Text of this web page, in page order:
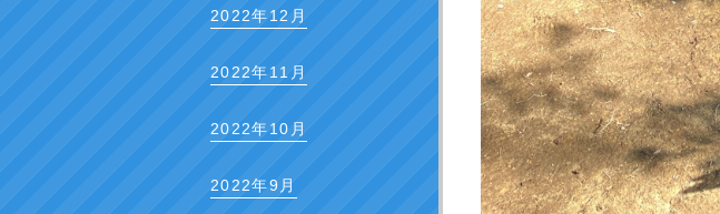
2022年12月
2022年11月
2022年10月
2022年9月